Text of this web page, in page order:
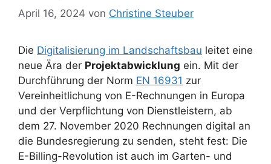
April 16, 2024 von Christine Steuber
Die Digitalisierung im Landschaftsbau leitet eine
neue Ära der Projektabwicklung ein. Mit der
Durchführung der Norm EN 16931 zur
Vereinheitlichung von E-Rechnungen in Europa
und der Verpflichtung von Dienstleistern, ab
dem 27. November 2020 Rechnungen digital an
die Bundesregierung zu senden, steht fest: Die
E-Billing-Revolution ist auch im Garten- und